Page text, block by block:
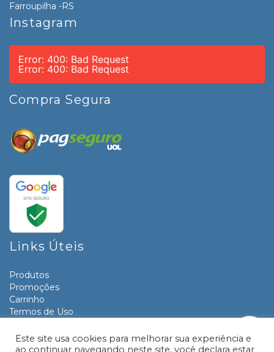
Farroupilha -RS
Instagram
Error: 400: Bad Request
Error: 400: Bad Request
Compra Segura
Links Úteis
Produtos
Promoções
Carrinho
Termos de Uso
Contato
Este site usa cookies para melhorar sua experiência e
ao continuar navegando neste site, você declara estar